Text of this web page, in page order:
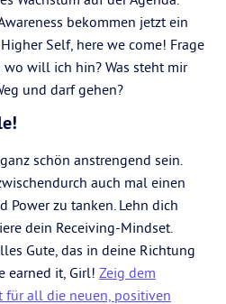
bekommen jetzt ein
Self, here we come! Frage
will ich hin? Was steht mir
und darf gehen?
schön anstrengend sein.
auch mal einen
Power zu tanken. Lehn dich
dein Receiving-Mindset.
Gute, das in deine Richtung
earned it, Girl! Zeig dem
für all die neuen, positiven